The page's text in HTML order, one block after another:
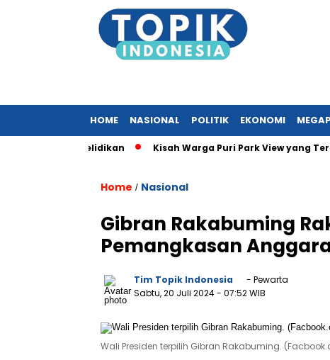
HOME NASIONAL POLITIK EKONOMI
Kisah Warga Puri Park View yang
Home / Nasional
Gibran Rakabuming
Pemangkasan
Tim Topik Indonesia
- Pewarta
Sabtu, 20 Juli 2024- 07:52 WIB
Wali Presiden terpilih Gibran Rakabuming.